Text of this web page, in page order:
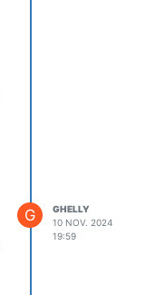
G
GHELLY
10 NOV. 2024
19:59